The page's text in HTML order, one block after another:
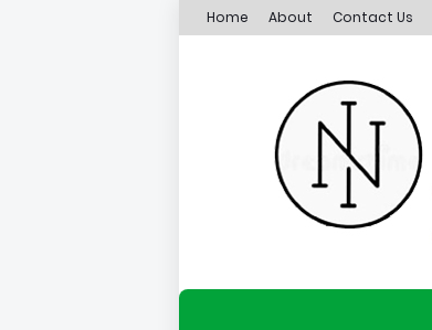
Home About Contact Us